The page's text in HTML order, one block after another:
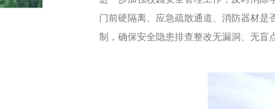
门前硬隔离、应急疏散通道、消防器材是
制，确保安全隐患排查整改无漏洞、无盲